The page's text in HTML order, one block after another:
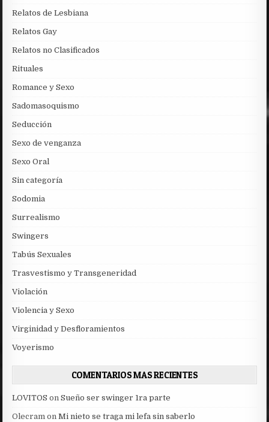
Relatos de Lesbiana
Relatos Gay
Relatos no Clasificados
Rituales
Romance y Sexo
Sadomasoquismo
Seducción
Sexo de venganza
Sexo Oral
Sin categoría
Sodomia
Surrealismo
Swingers
Tabús Sexuales
Trasvestismo y Transgeneridad
Violación
Violencia y Sexo
Virginidad y Desfloramientos
Voyerismo
COMENTARIOS MAS RECIENTES
LOVITOS onSueño ser swinger 1ra parte
Olecram onMi nieto se traga mi lefa sin saberlo